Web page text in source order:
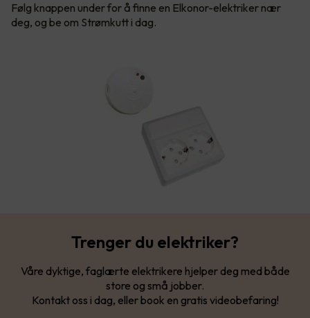
Følg knappen under for å finne en Elkonor-elektriker nær
deg, og be om Strømkutt i dag.
Trenger du elektriker?
Våre dyktige, faglærte elektrikere hjelper deg med både
store og små jobber.
Kontakt oss i dag, eller book en gratis videobefaring!